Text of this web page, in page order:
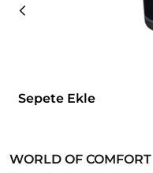
Sepete Ekle
WORLD OF COMFORT